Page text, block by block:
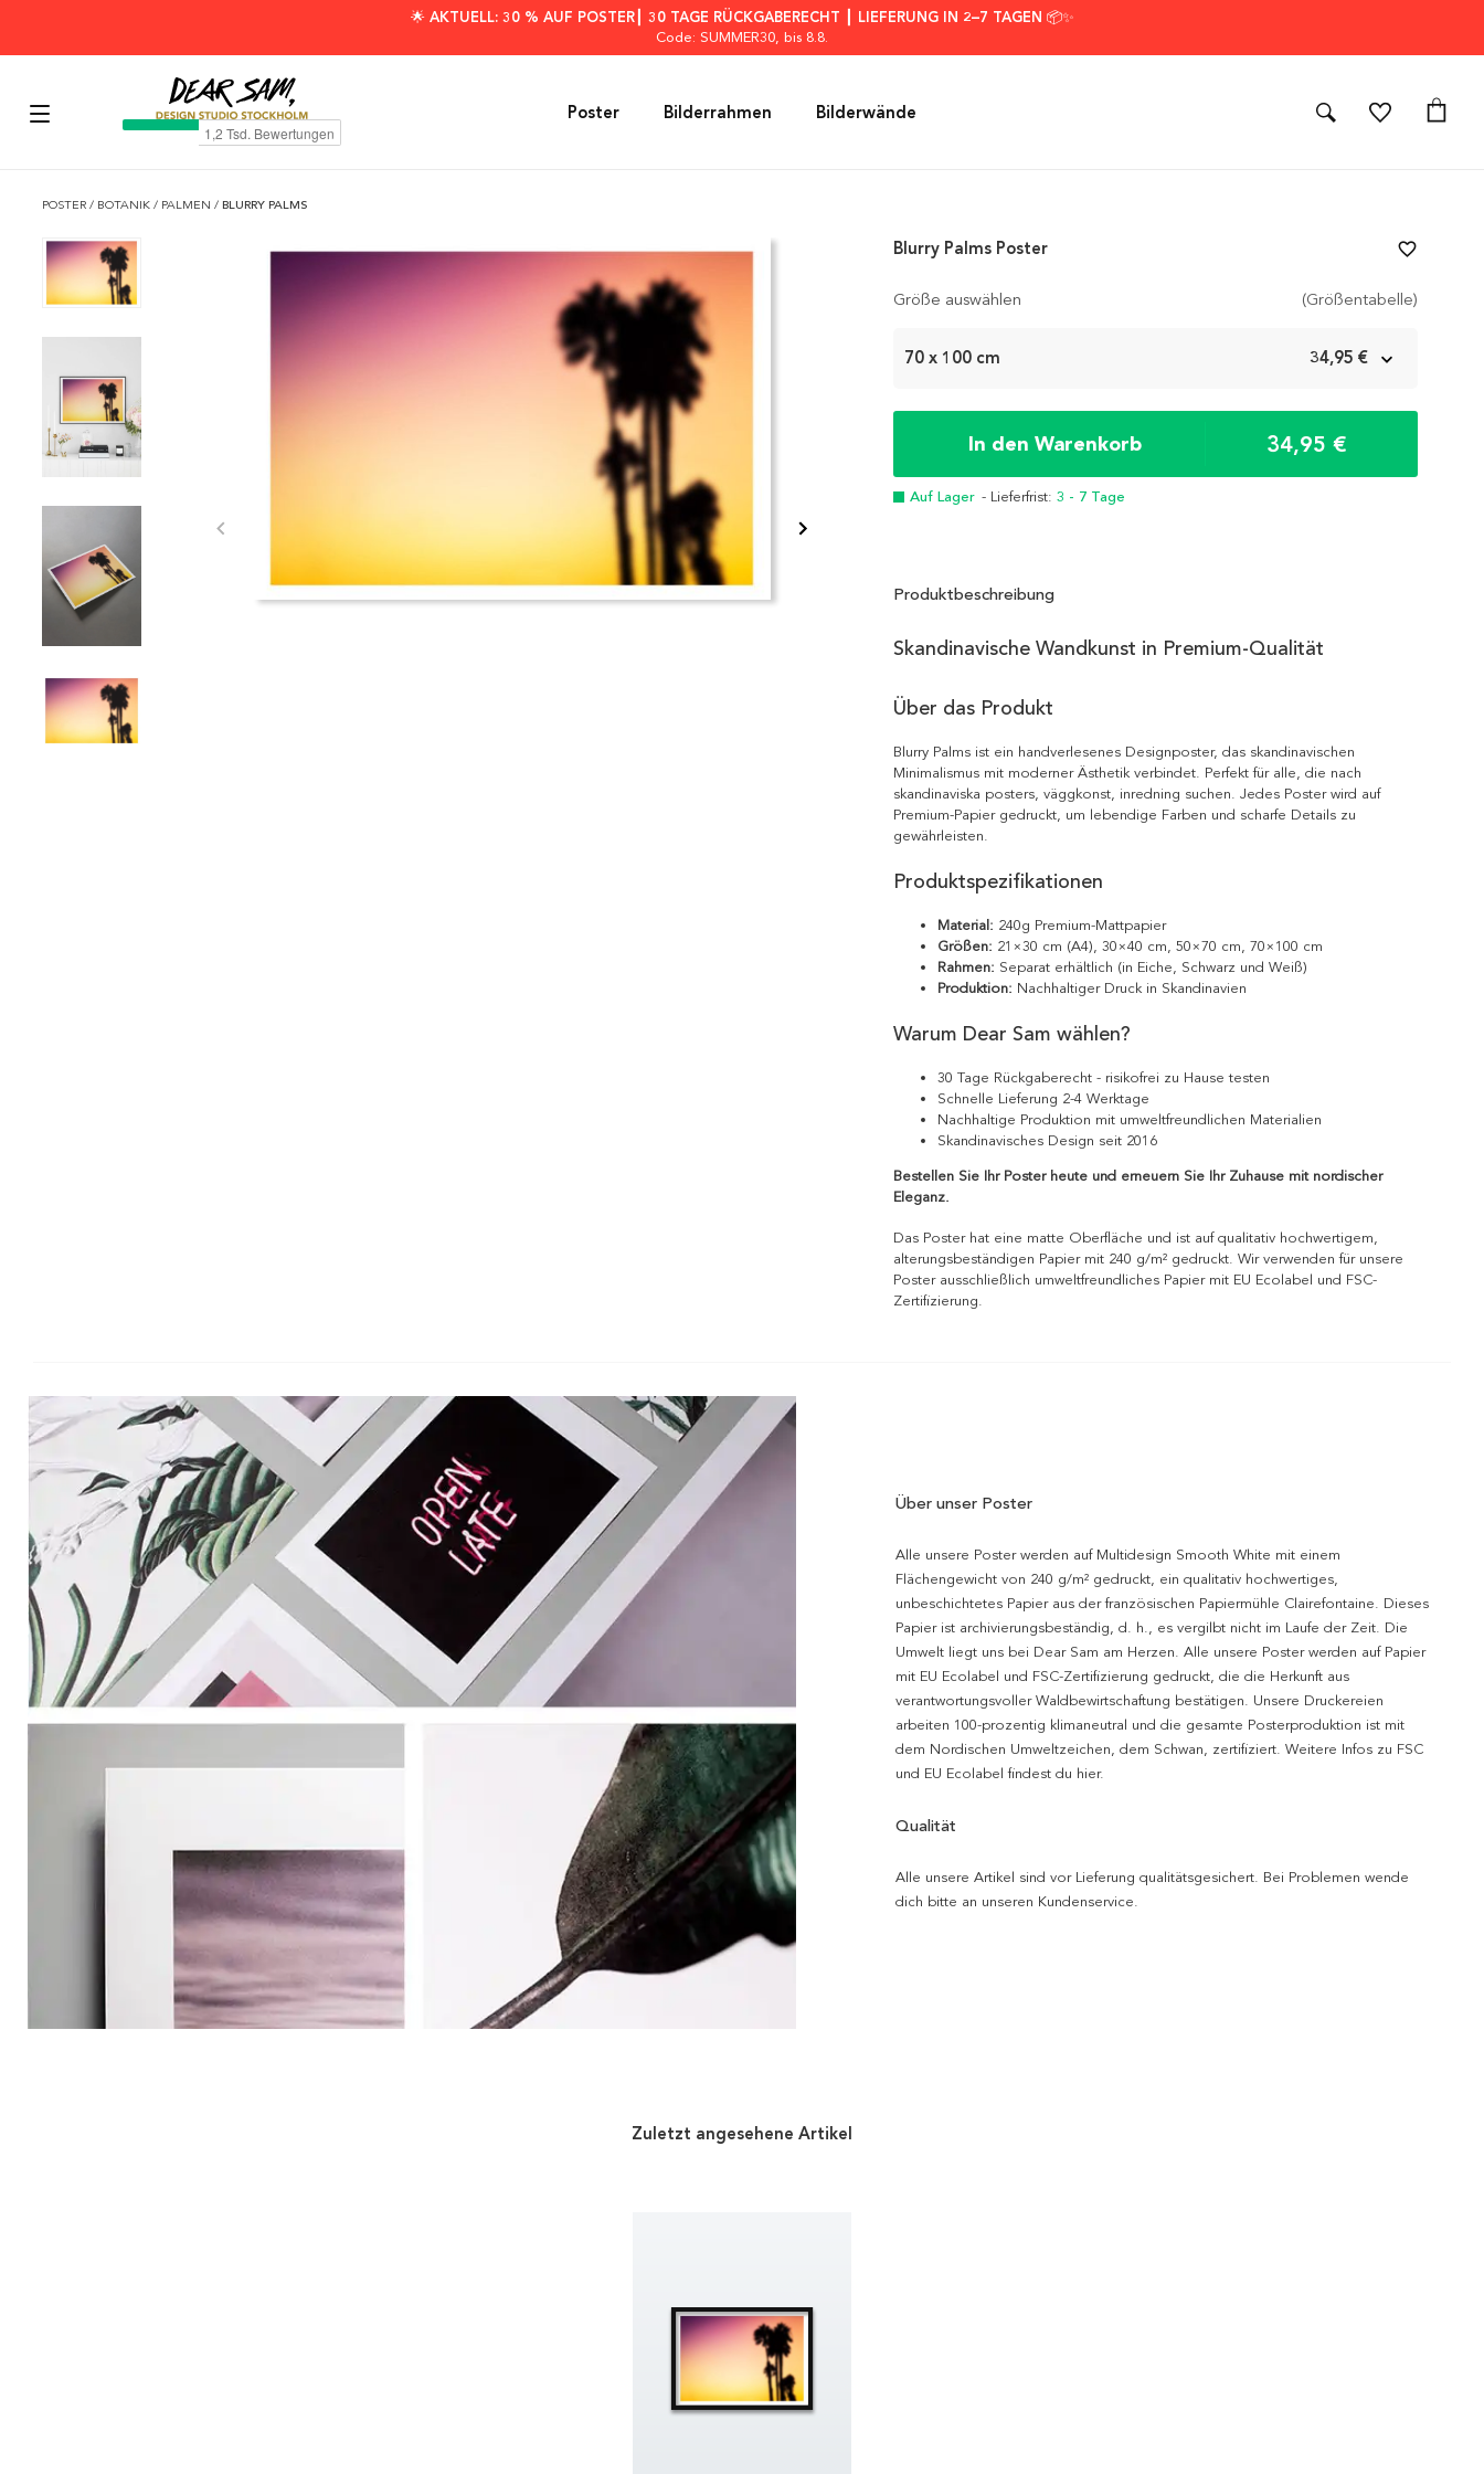
🌟 AKTUELL: 30 % AUF POSTER┃ 30 TAGE RÜCKGABERECHT ┃ LIEFERUNG IN 2–7 TAGEN 📦✨
Code: SUMMER30, bis 8.8.
Poster Bilderrahmen Bilderwände
POSTER / BOTANIK / PALMEN / BLURRY PALMS
Größe auswählen (Größentabelle)
70 x 100 cm 34,95 €
In den Warenkorb 34,95 €
Auf Lager - Lieferfrist: 3 - 7 Tage
Blurry Palms Poster favorite_border
Produktbeschreibung
Skandinavische Wandkunst in Premium-Qualität
Über das Produkt
Blurry Palms ist ein handverlesenes Designposter, das skandinavischen
Minimalismus mit moderner Ästhetik verbindet. Perfekt für alle, die nach
skandinaviska posters, väggkonst, inredning suchen. Jedes Poster wird auf
Premium-Papier gedruckt, um lebendige Farben und scharfe Details zu
gewährleisten.
Produktspezifikationen
Material: 240g Premium-Mattpapier
Größen: 21×30 cm (A4), 30×40 cm, 50×70 cm, 70×100 cm
Rahmen: Separat erhältlich (in Eiche, Schwarz und Weiß)
Produktion: Nachhaltiger Druck in Skandinavien
Warum Dear Sam wählen?
30 Tage Rückgaberecht - risikofrei zu Hause testen
Schnelle Lieferung 2-4 Werktage
Nachhaltige Produktion mit umweltfreundlichen Materialien
Skandinavisches Design seit 2016
Bestellen Sie Ihr Poster heute und erneuern Sie Ihr Zuhause mit nordischer
Eleganz.
Das Poster hat eine matte Oberfläche und ist auf qualitativ hochwertigem,
alterungsbeständigen Papier mit 240 g/m² gedruckt. Wir verwenden für unsere
Poster ausschließlich umweltfreundliches Papier mit EU Ecolabel und FSC-
Zertifizierung.
Über unser Poster
Alle unsere Poster werden auf Multidesign Smooth White mit einem
Flächengewicht von 240 g/m² gedruckt, ein qualitativ hochwertiges,
unbeschichtetes Papier aus der französischen Papiermühle Clairefontaine. Dieses
Papier ist archivierungsbeständig, d. h., es vergilbt nicht im Laufe der Zeit. Die
Umwelt liegt uns bei Dear Sam am Herzen. Alle unsere Poster werden auf Papier
mit EU Ecolabel und FSC-Zertifizierung gedruckt, die die Herkunft aus
verantwortungsvoller Waldbewirtschaftung bestätigen. Unsere Druckereien
arbeiten 100-prozentig klimaneutral und die gesamte Posterproduktion ist mit
dem Nordischen Umweltzeichen, dem Schwan, zertifiziert. Weitere Infos zu FSC
und EU Ecolabel findest du hier.
Qualität
Alle unsere Artikel sind vor Lieferung qualitätsgesichert. Bei Problemen wende
dich bitte an unseren Kundenservice.
Zuletzt angesehene Artikel